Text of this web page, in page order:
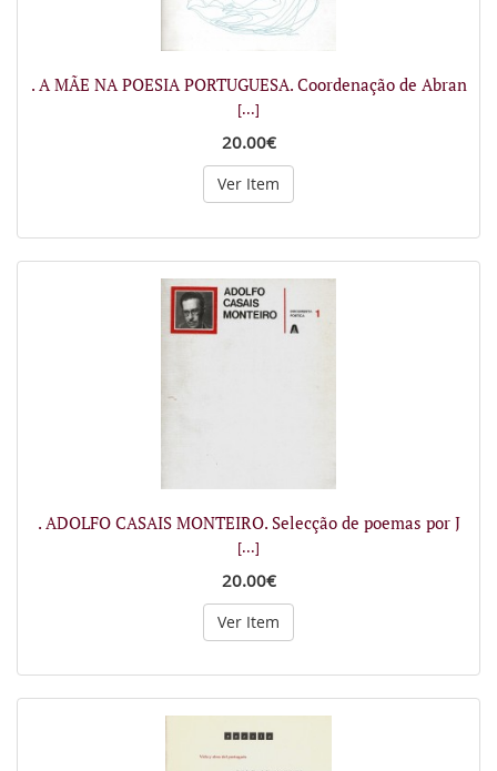
. A MÃE NA POESIA PORTUGUESA. Coordenação de Abran
[...]
20.00€
Ver Item
. ADOLFO CASAIS MONTEIRO. Selecção de poemas por J
[...]
20.00€
Ver Item